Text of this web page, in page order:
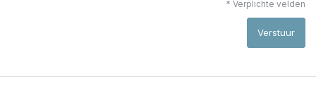
* Verplichte velden
Verstuur